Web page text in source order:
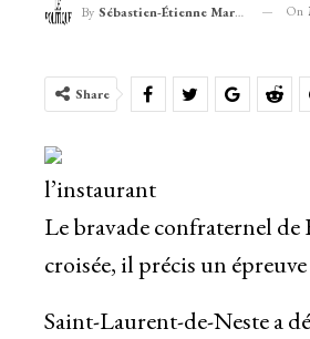
By Sébastien-Étienne Marechal On
Share
l’instaurant
Le bravade confraternel
croisée, il précis un
Saint-Laurent-de-Neste a